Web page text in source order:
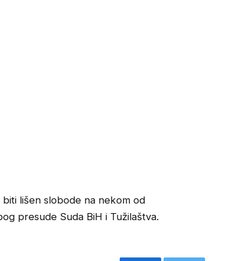
lišen slobode na nekom od
presude Suda BiH i Tužilaštva.